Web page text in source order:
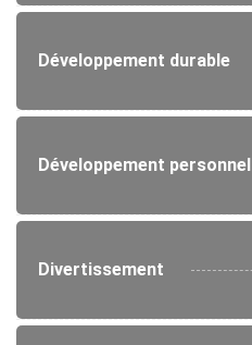
Développement durable
Développement personnel
Divertissement